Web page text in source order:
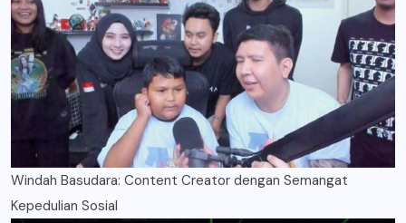
Windah Basudara: Content Creator dengan Semangat
Kepedulian Sosial